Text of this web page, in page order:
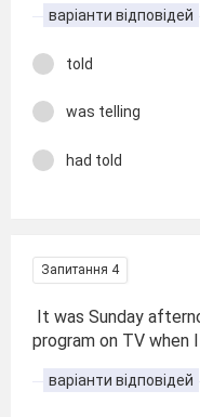
варіанти відповідей
told
was telling
had told
Запитання 4
It was Sunday
program on TV when
варіанти відповідей